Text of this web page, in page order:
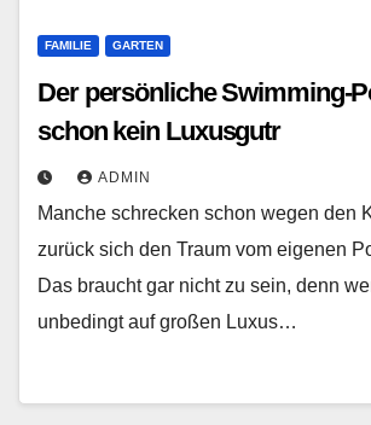
FAMILIE GARTEN
Der persönliche Swimming-
schon kein Luxusgutr
ADMIN
Manche schrecken schon wegen den
zurück sich den Traum vom eigenen
Das braucht gar nicht zu sein, denn
unbedingt auf großen Luxus…